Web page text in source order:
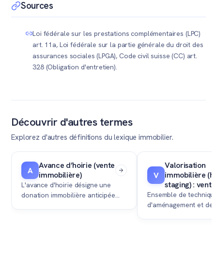
romands, les cantons de Vaud et Neuchâtel appliquent
vérifier que votre épargne restante suffira à financer
vos besoins futurs.
Sources
Loi fédérale sur les prestations complémentaires (LPC)
art. 11a, Loi fédérale sur la partie générale du droit des
assurances sociales (LPGA), Code civil suisse (CC) art.
328 (Obligation d'entretien).
Découvrir d'autres termes
Explorez d'autres définitions du lexique immobilier.
A Avance d’hoirie (vente
immobilière)
L'avance d'hoirie désigne une
donation immobilière anticipée
V
Valorisation
immobilière
staging) : vente
Ensemble de
d'aménagement et de